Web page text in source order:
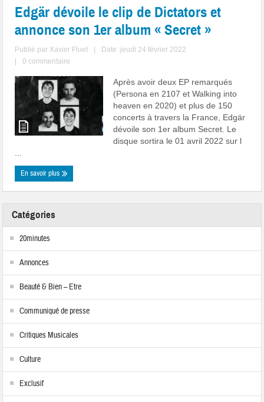
Edgär dévoile le clip de Dictators et
annonce son 1er album « Secret »
Publié par Xavier Fluet
Date :jeudi 24 février 2022
0 commentaire
Après avoir deux EP remarqués
(Persona en 2107 et Walking into
heaven en 2020) et plus de 150
concerts à travers la France, Edgär
dévoile son 1er album Secret. Le
disque sortira le 01 avril 2022 sur l
En savoir plus
Catégories
20minutes
Annonces
Beauté & Bien – Etre
Communiqué de presse
Critiques Musicales
Culture
Exclusif